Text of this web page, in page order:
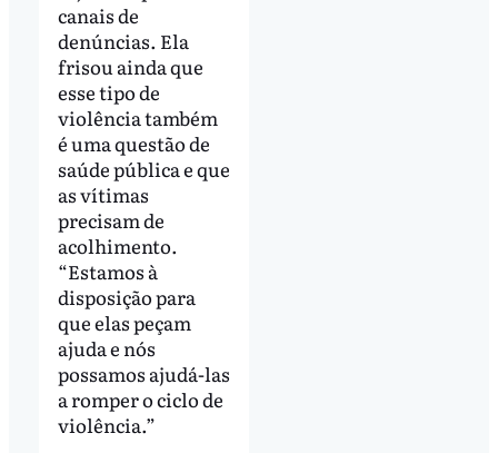
canais de
denúncias. Ela
frisou ainda que
esse tipo de
violência também
é uma questão de
saúde pública e que
as vítimas
precisam de
acolhimento.
“Estamos à
disposição para
que elas peçam
ajuda e nós
possamos ajudá-las
a romper o ciclo de
violência.”